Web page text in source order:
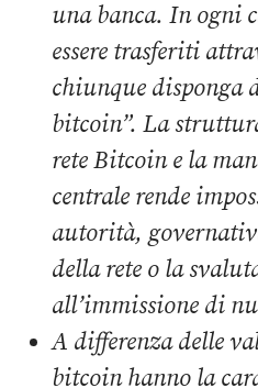
una banca. In ogni
essere trasferiti
chiunque
bitcoin”. La
rete Bitcoin e la
centrale rende
autorità,
della rete o la
all’immissione di
A differenza delle
bitcoin hanno la